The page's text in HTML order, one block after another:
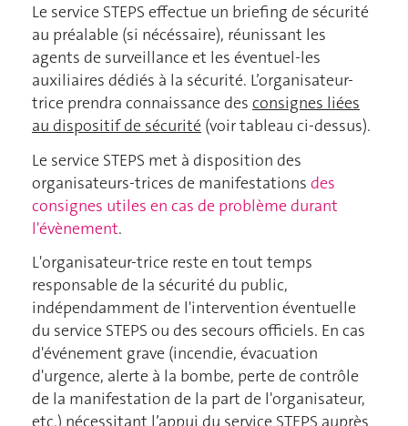
Le service STEPS effectue un briefing de sécurité
au préalable (si nécéssaire), réunissant les
agents de surveillance et les éventuel-les
auxiliaires dédiés à la sécurité. L’organisateur-
trice prendra connaissance des consignes liées
au dispositif de sécurité (voir tableau ci-dessus).
Le service STEPS met à disposition des
organisateurs-trices de manifestations des
consignes utiles en cas de problème durant
l'évènement.
L'organisateur-trice reste en tout temps
responsable de la sécurité du public,
indépendamment de l'intervention éventuelle
du service STEPS ou des secours officiels. En cas
d'événement grave (incendie, évacuation
d'urgence, alerte à la bombe, perte de contrôle
de la manifestation de la part de l'organisateur,
etc.) nécessitant l’appui du service STEPS auprès